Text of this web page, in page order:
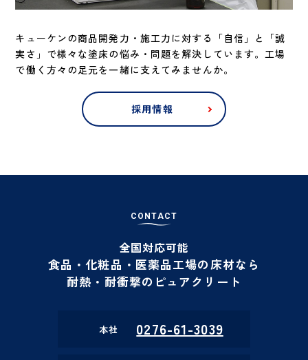
キューケンの商品開発力・施工力に対する「自信」と「誠
実さ」で様々な塗床の悩み・問題を解決しています。工場
で働く方々の足元を一緒に支えてみませんか。
採用情報
C O N TACT
全国対応可能
食品・化粧品・医薬品工場の床材なら
耐熱・耐衝撃のピュアクリート
本社 0276-61-3039